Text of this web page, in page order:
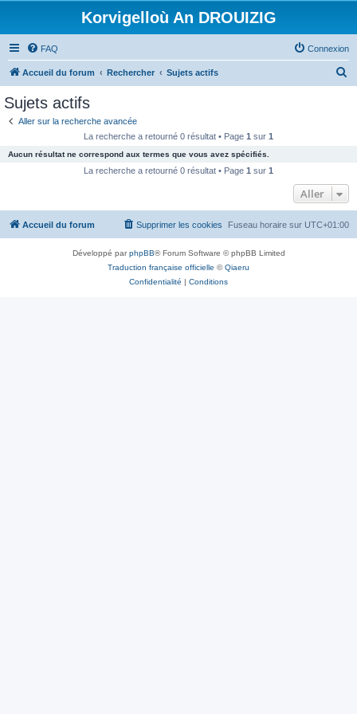
Korvigelloù An DROUIZIG
FAQ Connexion
Accueil du forum Rechercher Sujets actifs
c
e
Sujets actifs
Aller sur la recherche avancée
La recherche a retourné 0 résultat • Page 1 sur 1
Aucun résultat ne correspond aux termes que vous avez spécifiés.
La recherche a retourné 0 résultat • Page 1 sur 1
Aller
Accueil du forum Fuseau horaire sur UTC+01:00
Supprimer les cookies
Développé parphpBB® Forum Software © phpBB Limited
Traduction française officielle ©Qiaeru
Confidentialité | Conditions